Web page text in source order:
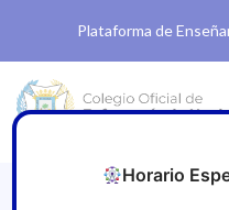
Plataforma de
Horario